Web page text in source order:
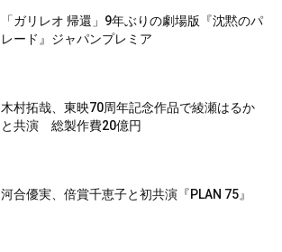
「ガリレオ 帰還」9年ぶりの劇場版『沈黙のパ
レード』ジャパンプレミア
木村拓哉、東映70周年記念作品で綾瀬はるか
と共演 総製作費20億円
河合優実、倍賞千恵子と初共演『PLAN 75』